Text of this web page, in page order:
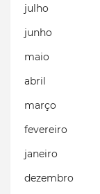
julho
junho
maio
abril
março
fevereiro
janeiro
dezembro